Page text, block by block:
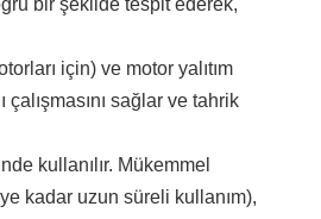
için) ve motor yalıtım
sağlar ve tahrik
kullanılır. Mükemmel
kadar uzun süreli kullanım),